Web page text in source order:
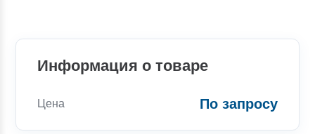
Информация о товаре
Цена По запросу